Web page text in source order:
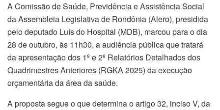
A Comissão de Saúde, Previdência e Assistência Social
da Assembleia Legislativa de Rondônia (Alero), presidida
pelo deputado Luís do Hospital (MDB), marcou para o dia
28 de outubro, às 11h30, a audiência pública que tratará
da apresentação dos 1º e 2º Relatórios Detalhados dos
Quadrimestres Anteriores (RGKA 2025) da execução
orçamentária da área da saúde.
A proposta segue o que determina o artigo 32, inciso V, da